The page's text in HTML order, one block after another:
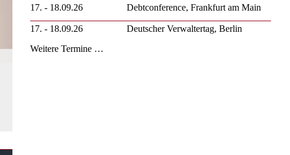
17. - 18.09.26 Debtconference, Frankfurt am Main
17. - 18.09.26
Deutscher Verwaltertag, Berlin
Weitere Termine …